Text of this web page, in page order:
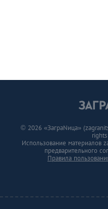
© 2026 «ЗаграNица»
Использование материалов
предварительного
Правила